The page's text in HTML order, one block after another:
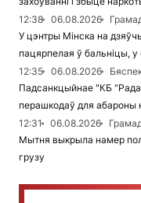
12:38
06.08.2026
У цэнтры Мінска на
пацярпелая ў бальніцы, у
12:35
06.08.2026
Падсанкцыйнае "КБ
перашкодаў для абароны
12:31
06.08.2026
Мытня выкрыла намер
грузу